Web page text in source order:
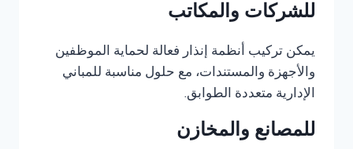
للشركات والمكاتب
يمكن تركيب أنظمة إنذار فعالة لحماية الموظفين
والأجهزة والمستندات، مع حلول مناسبة للمباني
الإدارية متعددة الطوابق.
للمصانع والمخازن